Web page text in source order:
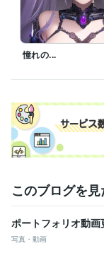
憧れの...
このブログを
ポートフォリオ動画
写真・動画